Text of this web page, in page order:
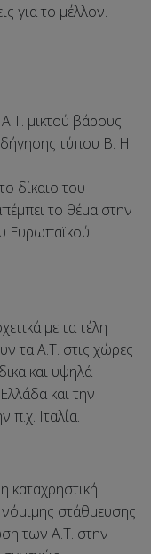
για το μέλλον.
μικτού βάρους
τύπου Β. Η
δίκαιο του
το θέμα στην
Ευρωπαϊκού
με τα τέλη
τα Α.Τ. στις χώρες
και υψηλά
και την
π.χ. Ιταλία.
καταχρηστική
στάθμευσης
των Α.Τ. στην